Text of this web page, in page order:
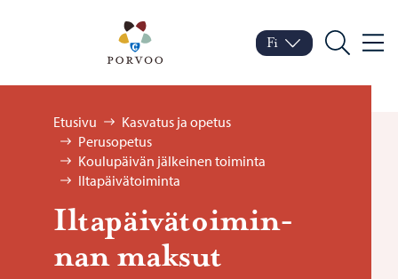
Porvoo – Siirry
Vaihda kieltä
Nykyinen kieli: Suomi
Fi
Hae
Selaa:
Etusivu
Kasvatus ja opetus
Perusopetus
Koulupäivän jälkeinen toiminta
Iltapäivätoiminta
Il­ta­päi­vä­toi­min­
nan mak­sut